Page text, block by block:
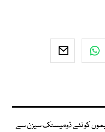
کو نئے ڈومیسٹک سیزن سے